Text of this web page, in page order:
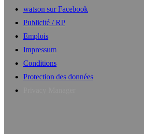
watson sur Facebook
Publicité / RP
Emplois
Impressum
Conditions
Protection des données